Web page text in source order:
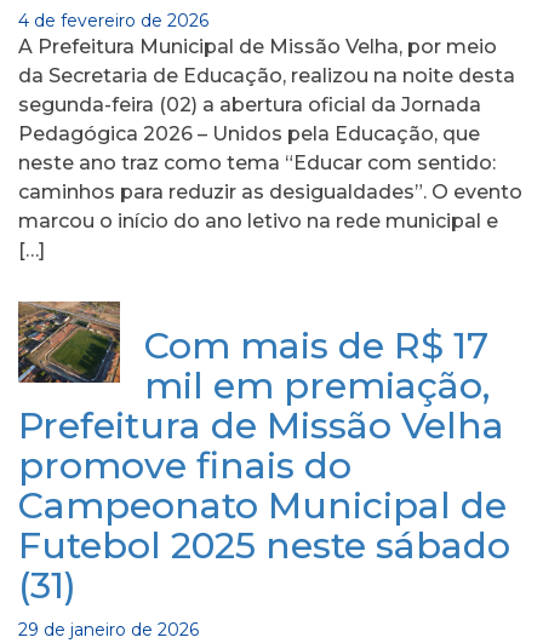
4 de fevereiro de 2026
A Prefeitura Municipal de Missão Velha, por meio
da Secretaria de Educação, realizou na noite desta
segunda-feira (02) a abertura oficial da Jornada
Pedagógica 2026 – Unidos pela Educação, que
neste ano traz como tema “Educar com sentido:
caminhos para reduzir as desigualdades”. O evento
marcou o início do ano letivo na rede municipal e
[…]
Com mais de R$ 17
mil em premiação,
Prefeitura de Missão Velha
promove finais do
Campeonato Municipal de
Futebol 2025 neste sábado
(31)
29 de janeiro de 2026